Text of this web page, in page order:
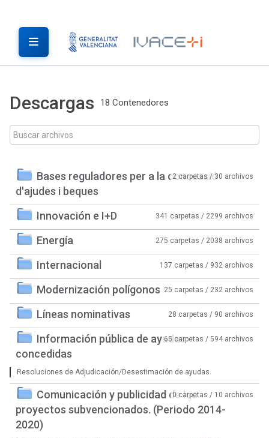
Descargas 18 Contenedores
Bases reguladores per a la concessió
d'ajudes i beques
2 carpetas / 30 archivos
Innovación e I+D 341 carpetas / 2299 archivos
Energía 275 carpetas / 2038 archivos
Internacional 137 carpetas / 932 archivos
Modernización polígonos 25 carpetas / 232 archivos
Líneas nominativas 28 carpetas / 90 archivos
Información pública de ayudas
concedidas
65 carpetas / 594 archivos
Resoluciones de Adjudicación/Desestimación de ayudas.
Comunicación y publicidad de los
proyectos subvencionados. (Periodo 2014-
2020)
0 carpetas / 10 archivos